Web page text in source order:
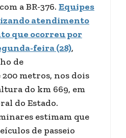
a BR-376. Equipes
atendimento
que ocorreu por
feira (28),
de
metros, nos dois
do km 669, em
do Estado.
estimam que
de passeio